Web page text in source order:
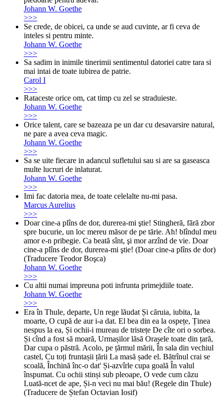
Johann W. Goethe
>>>
Se crede, de obicei, ca unde se aud cuvinte, ar fi ceva de
inteles si pentru minte.
Johann W. Goethe
>>>
Sa sadim in inimile tinerimii sentimentul datoriei catre tara si
mai intai de toate iubirea de patrie.
Carol I
>>>
Rataceste orice om, cat timp cu zel se straduieste.
Johann W. Goethe
>>>
Orice talent, care se bazeaza pe un dar cu desavarsire natural,
ne pare a avea ceva magic.
Johann W. Goethe
>>>
Sa se uite fiecare in adancul sufletului sau si are sa gaseasca
multe lucruri de inlaturat.
Johann W. Goethe
>>>
Imi fac datoria mea, de toate celelalte nu-mi pasa.
Marcus Aurelius
>>>
Doar cine-a plîns de dor, durerea-mi ştie! Stingheră, fără zbor
spre bucurie, un loc mereu măsor de pe tărie. Ah! blîndul meu
amor e-n pribegie. Ca beată sînt, şi mor arzînd de vie. Doar
cine-a plîns de dor, durerea-mi ştie! (Doar cine-a plîns de dor)
(Traducere Teodor Boşca)
Johann W. Goethe
>>>
Cu altii numai impreuna poti infrunta primejdiile toate.
Johann W. Goethe
>>>
Era în Thule, departe, Un rege lăudat Și căruia, iubita, la
moarte, O cupă de aur i-a dat. El bea din ea la ospețe, Ținea
nespus la ea, Și ochii-i mureau de tristețe De cîte ori o sorbea.
Și cînd a fost să moară, Urmașilor lăsă Orașele toate din țară,
Dar cupa o păstră. Acolo, pe țărmul mării, În sala din vechiul
castel, Cu toți fruntașii țării La masă șade el. Bătrînul crai se
scoală, Închină înc-o dat' Și-azvîrle cupa goală În valul
înspumat. Cu ochii stinși sub pleoape, O vede cum căzu
Luată-ncet de ape, Și-n veci nu mai bău! (Regele din Thule)
(Traducere de Ștefan Octavian Iosif)